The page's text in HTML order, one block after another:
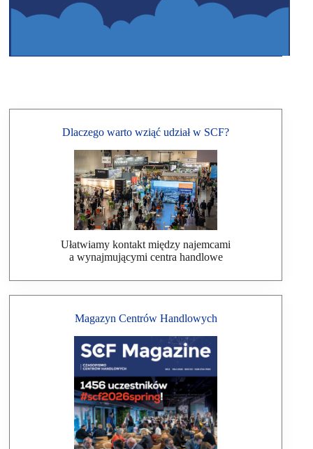
Dlaczego warto wziąć udział w SCF?
Ułatwiamy kontakt między najemcami
a wynajmującymi centra handlowe
Magazyn Centrów Handlowych